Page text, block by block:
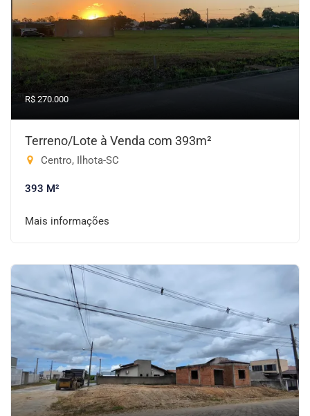
R$ 270.000
Terreno/Lote à Venda com 393m²
Centro, Ilhota-SC
393 M²
Mais informações